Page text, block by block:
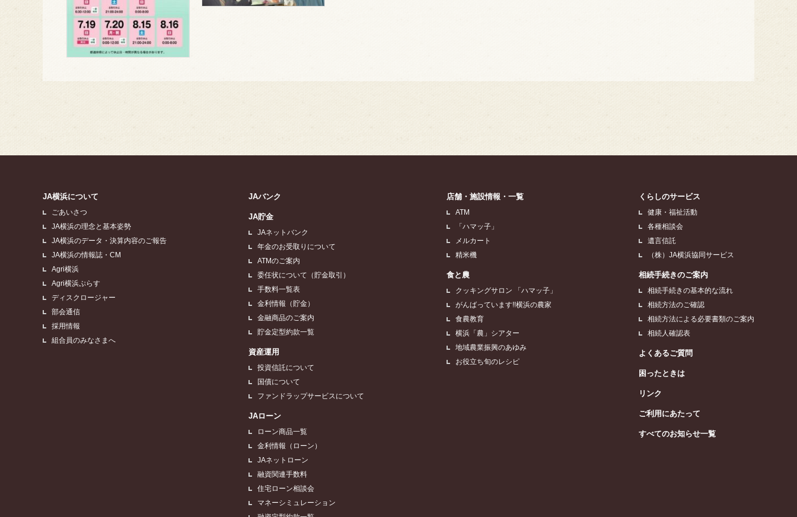
JA横浜について
ごあいさつ
JA横浜の理念と基本姿勢
JA横浜のデータ・決算内容のご報告
JA横浜の情報誌・CM
Agri横浜
Agri横浜ぷらす
ディスクロージャー
部会通信
採用情報
組合員のみなさまへ
JAバンク
JA貯金
JAネットバンク
年金のお受取りについて
ATMのご案内
委任状について（貯金取引）
手数料一覧表
金利情報（貯金）
金融商品のご案内
貯金定型約款一覧
資産運用
投資信託について
国債について
ファンドラップサービスについて
JAローン
ローン商品一覧
金利情報（ローン）
JAネットローン
融資関連手数料
住宅ローン相談会
マネーシミュレーション
店舗・施設情報・一覧
ATM
「ハマッ子」
メルカート
精米機
食と農
クッキングサロン 「ハマッ子」
がんばっています!!横浜の農家
食農教育
横浜「農」シアター
地域農業振興のあゆみ
お役立ち旬のレシピ
くらしのサービス
健康・福祉活動
各種相談会
遺言信託
（株）JA横浜協同サービス
相続手続きのご案内
相続手続きの基本的な流れ
相続方法のご確認
相続方法による必要書類のご案内
相続人確認表
よくあるご質問
困ったときは
リンク
ご利用にあたって
すべてのお知らせ一覧